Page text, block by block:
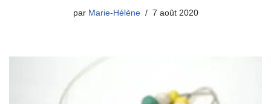
par Marie-Hélène 7 août 2020